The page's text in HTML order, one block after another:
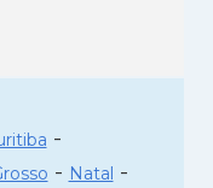
-
- Natal -